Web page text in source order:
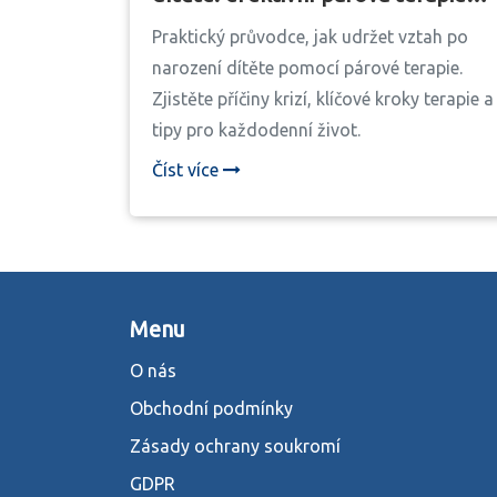
Praktický průvodce, jak udržet vztah po
narození dítěte pomocí párové terapie.
Zjistěte příčiny krizí, klíčové kroky terapie a
tipy pro každodenní život.
Číst více
Menu
O nás
Obchodní podmínky
Zásady ochrany soukromí
GDPR